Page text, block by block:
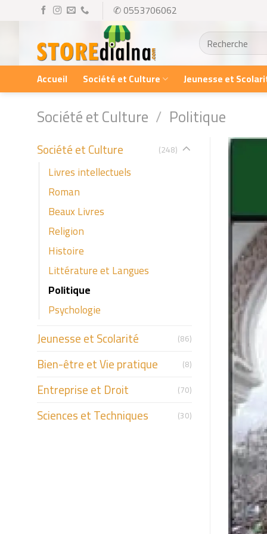
content
✆ 0553706062
Recherche
pour :
Accueil Société et Culture Jeunesse et
Société et Culture / Politique
Société et Culture (248)
Livres intellectuels
Roman
Beaux Livres
Religion
Histoire
Littérature et Langues
Politique
Psychologie
Jeunesse et Scolarité (86)
Bien-être et Vie pratique (8)
Entreprise et Droit (70)
Sciences et Techniques (30)